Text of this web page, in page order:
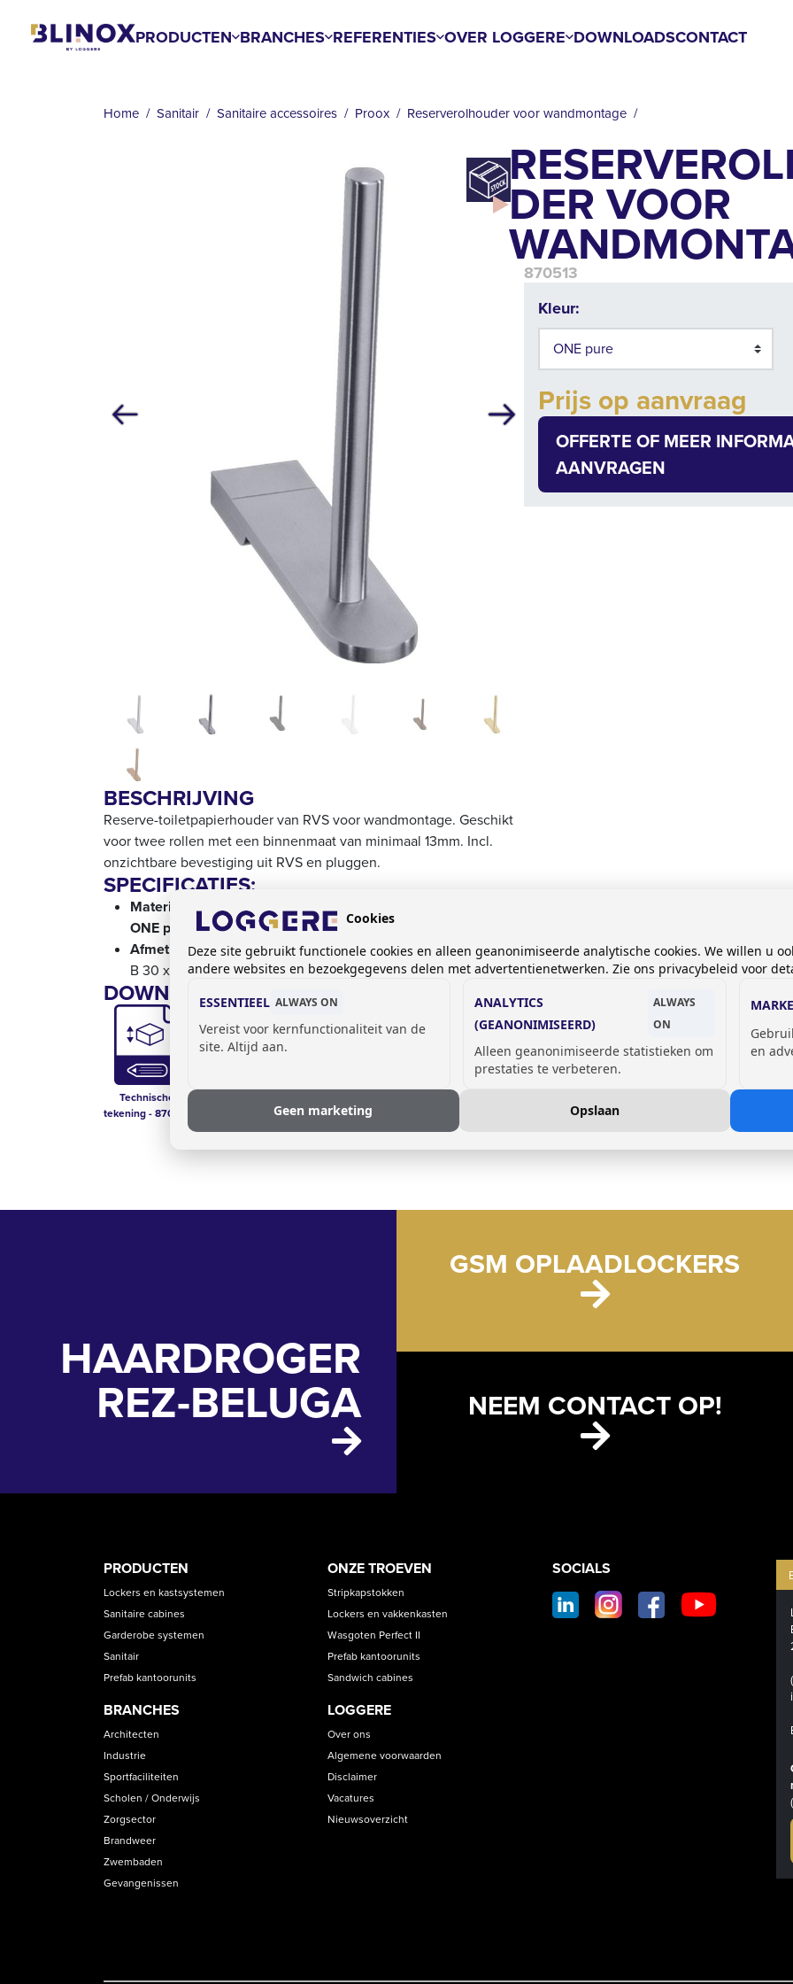
PRODUCTEN BRANCHES REFERENTIES OVER LOGGERE DOWNLOADSCONTACT
Home Sanitair Sanitaire accessoires Proox Reserverolhouder voor wandmontage
Volgende
BESCHRIJVING
Reserve-toiletpapierhouder van RVS voor wandmontage. Geschikt
voor twee rollen met een binnenmaat van minimaal 13mm. Incl.
onzichtbare bevestiging uit RVS en pluggen.
SPECIFICATIES:
Materiaal:
ONE pure: roestvrij staal gesatineerd, 1,5 mm dik.
Afmetingen:
B 30 x D 125 x H 150
DOWNLOADS:
Technische
tekening - 870513
Sheet - 870513
DER VOOR
870513
Kleur:
Prijs op aanvraag
OFFERTE OF MEER
AANVRAGEN
HAARDROGER
REZ-BELUGA
GSM OPLAADLOCKERS
NEEM CONTACT OP!
PRODUCT
CATEGORIES
PRODUCTEN
Lockers en kastsystemen
Sanitaire cabines
Garderobe systemen
Sanitair
Prefab kantoorunits
BRANCHES
Architecten
Industrie
Sportfaciliteiten
Scholen / Onderwijs
Zorgsector
Brandweer
Zwembaden
Gevangenissen
ASSETS
ONZE TROEVEN
Stripkapstokken
Lockers en vakkenkasten
Wasgoten Perfect II
Prefab kantoorunits
Sandwich cabines
LOGGERE
Over ons
Algemene voorwaarden
Disclaimer
Vacatures
Nieuwsoverzicht
CONTACT
SOCIAL
FOOTER
SOCIALS
Cookies
Deze site gebruikt functionele cookies en alleen geanonimiseerde analytische cookies. We willen u
andere websites en bezoekgegevens delen met advertentienetwerken. Zie ons privacybeleid voor
ESSENTIEEL ALWAYS ON
Vereist voor kernfunctionaliteit van de
site. Altijd aan.
ANALYTICS
(GEANONIMISEERD)
ALWAYS
ON
Alleen geanonimiseerde statistieken om
prestaties te verbeteren.
en
Geen marketing Opslaan